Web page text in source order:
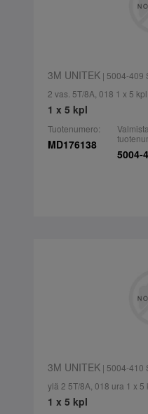
3M UNITEK| 5004-409
2 vas. 5T/8A, 018 1 x 5 kpl
1 x 5 kpl
Tuotenumero:
MD176138
5004-
3M UNITEK| 5004-410
ylä 2 5T/8A, 018 ura 1 x 5
1 x 5 kpl